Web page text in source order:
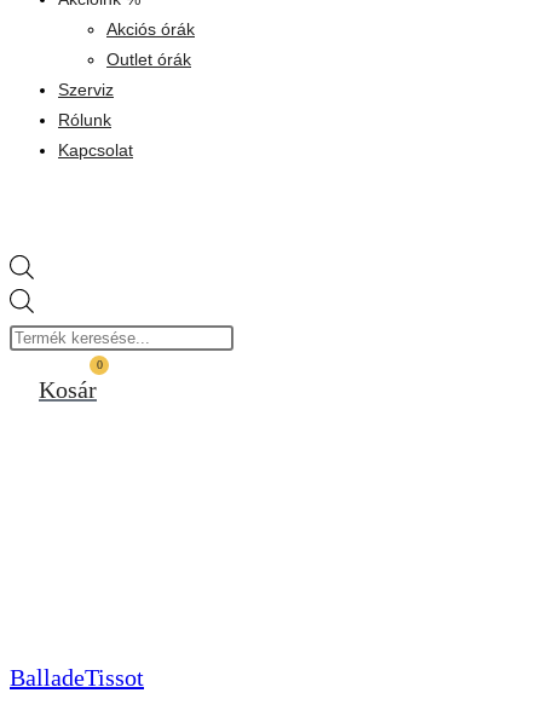
Akciós órák
Outlet órák
Szerviz
Rólunk
Kapcsolat
search
0
Kosár
BalladeTissot